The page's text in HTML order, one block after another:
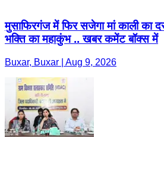
मुसाफिरगंज में फिर सजेगा मां काली का
भक्ति का महाकुंभ .. खबर कमेंट बॉक्स में
Buxar, Buxar | Aug 9, 2026